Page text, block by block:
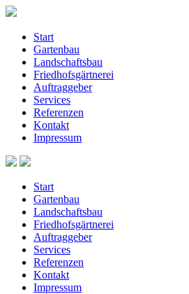
Start
Gartenbau
Landschaftsbau
Friedhofsgärtnerei
Auftraggeber
Services
Referenzen
Kontakt
Impressum
Start
Gartenbau
Landschaftsbau
Friedhofsgärtnerei
Auftraggeber
Services
Referenzen
Kontakt
Impressum